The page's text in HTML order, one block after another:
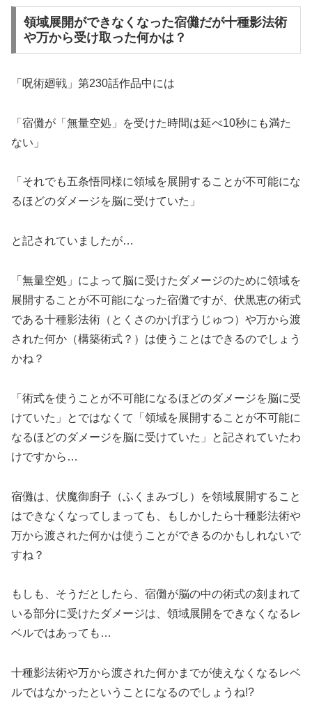
領域展開ができなくなった宿儺だが十種影法術
や万から受け取った何かは？
「呪術廻戦」第230話作品中には
「宿儺が「無量空処」を受けた時間は延べ10秒にも満た
ない」
「それでも五条悟同様に領域を展開することが不可能にな
るほどのダメージを脳に受けていた」
と記されていましたが…
「無量空処」によって脳に受けたダメージのために領域を
展開することが不可能になった宿儺ですが、伏黒恵の術式
である十種影法術（とくさのかげぼうじゅつ）や万から渡
された何か（構築術式？）は使うことはできるのでしょう
かね？
「術式を使うことが不可能になるほどのダメージを脳に受
けていた」とではなくて「領域を展開することが不可能に
なるほどのダメージを脳に受けていた」と記されていたわ
けですから…
宿儺は、伏魔御廚子（ふくまみづし）を領域展開すること
はできなくなってしまっても、もしかしたら十種影法術や
万から渡された何かは使うことができるのかもしれないで
すね？
もしも、そうだとしたら、宿儺が脳の中の術式の刻まれて
いる部分に受けたダメージは、領域展開をできなくなるレ
ベルではあっても…
十種影法術や万から渡された何かまでが使えなくなるレベ
ルではなかったということになるのでしょうね!?